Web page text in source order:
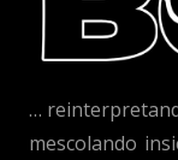
…
mescolando